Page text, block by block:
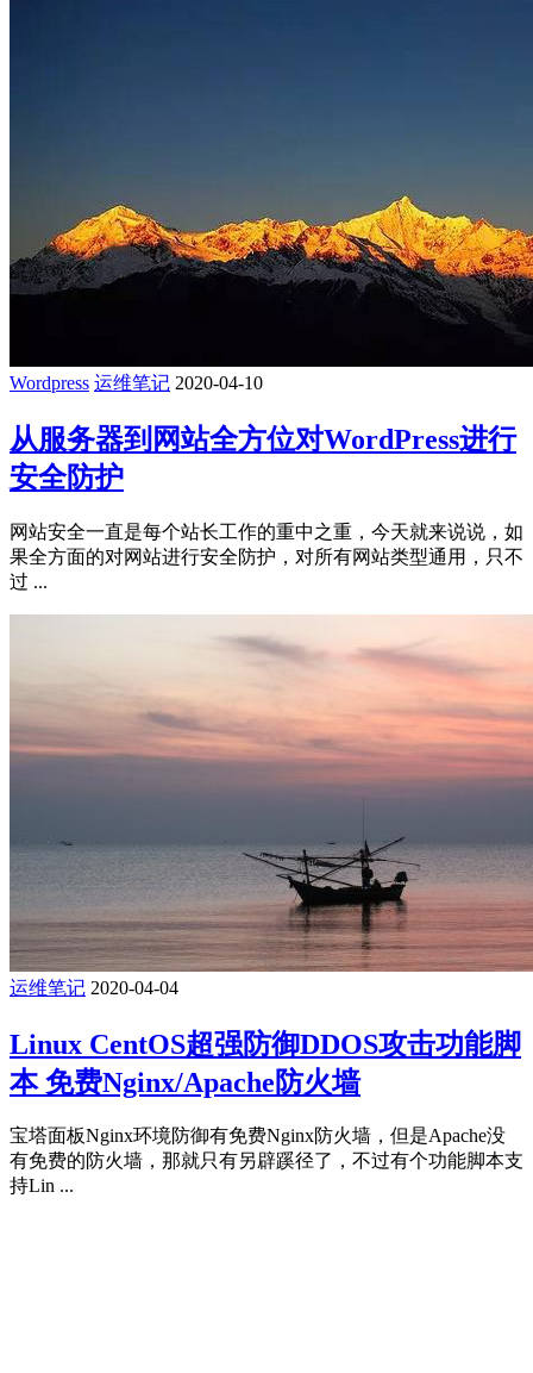
Wordpress 运维笔记 2020-04-10
从服务器到网站全方位对WordPress进行
安全防护
网站安全一直是每个站长工作的重中之重，今天就来说说，如
果全方面的对网站进行安全防护，对所有网站类型通用，只不
过 ...
运维笔记 2020-04-04
Linux CentOS超强防御DDOS攻击功能脚
本 免费Nginx/Apache防火墙
宝塔面板Nginx环境防御有免费Nginx防火墙，但是Apache没
有免费的防火墙，那就只有另辟蹊径了，不过有个功能脚本支
持Lin ...